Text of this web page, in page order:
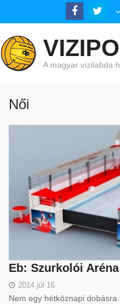
A magyar vízilabda
Női
Eb: Szurkolói
2014 júl 16
Nem egy hétköznapi